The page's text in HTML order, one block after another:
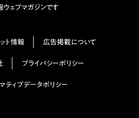
ェブマガジンです
ト情報 広告掲載について
プライバシーポリシー
ティブデータポリシー